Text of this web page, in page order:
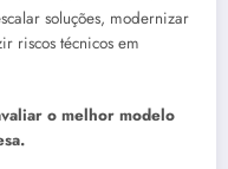
soluções, modernizar
riscos técnicos em
o melhor modelo